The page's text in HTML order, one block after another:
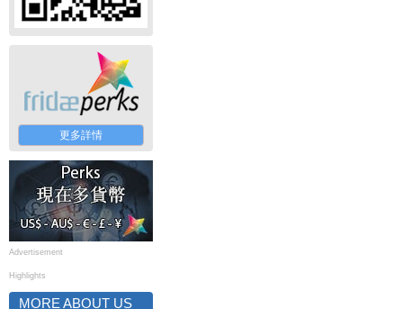
更多詳情
Advertisement
Highlights
MORE ABOUT US